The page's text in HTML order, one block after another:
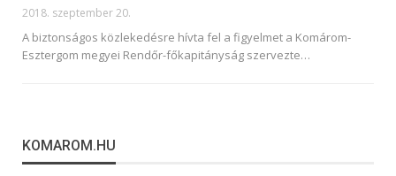
2018. szeptember 20.
A biztonságos közlekedésre hívta fel a figyelmet a Komárom-
Esztergom megyei Rendőr-főkapitányság szervezte…
KOMAROM.HU